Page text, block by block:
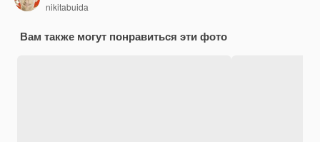
nikitabuida
Вам также могут понравиться эти фото